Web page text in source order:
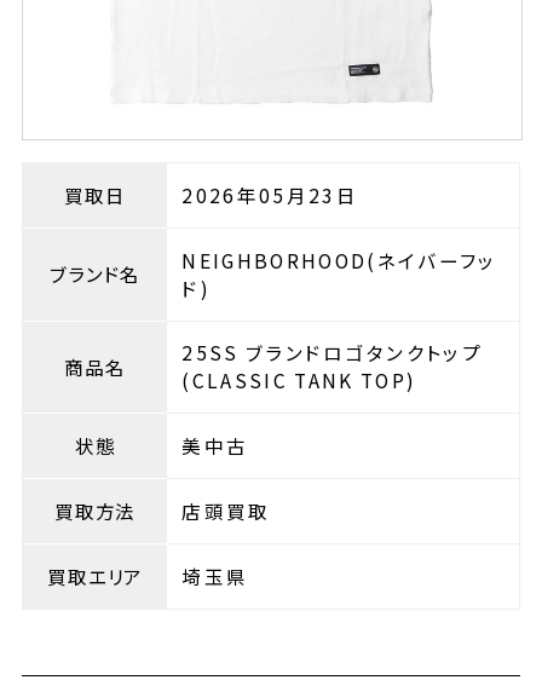
買取日 2026年05月23日
ブランド名
NEIGHBORHOOD(ネイバーフッ
ド)
商品名
25SS ブランドロゴタンクトップ
(CLASSIC TANK TOP)
状態 美中古
買取方法 店頭買取
買取エリア 埼玉県